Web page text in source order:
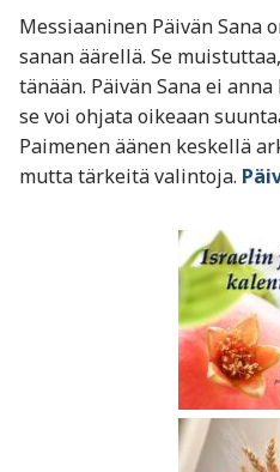
Messiaaninen Päivän Sana
sanan äärellä. Se
tänään. Päivän Sana ei
se voi ohjata oikeaan
Paimenen äänen keskellä
mutta tärkeitä valintoja.